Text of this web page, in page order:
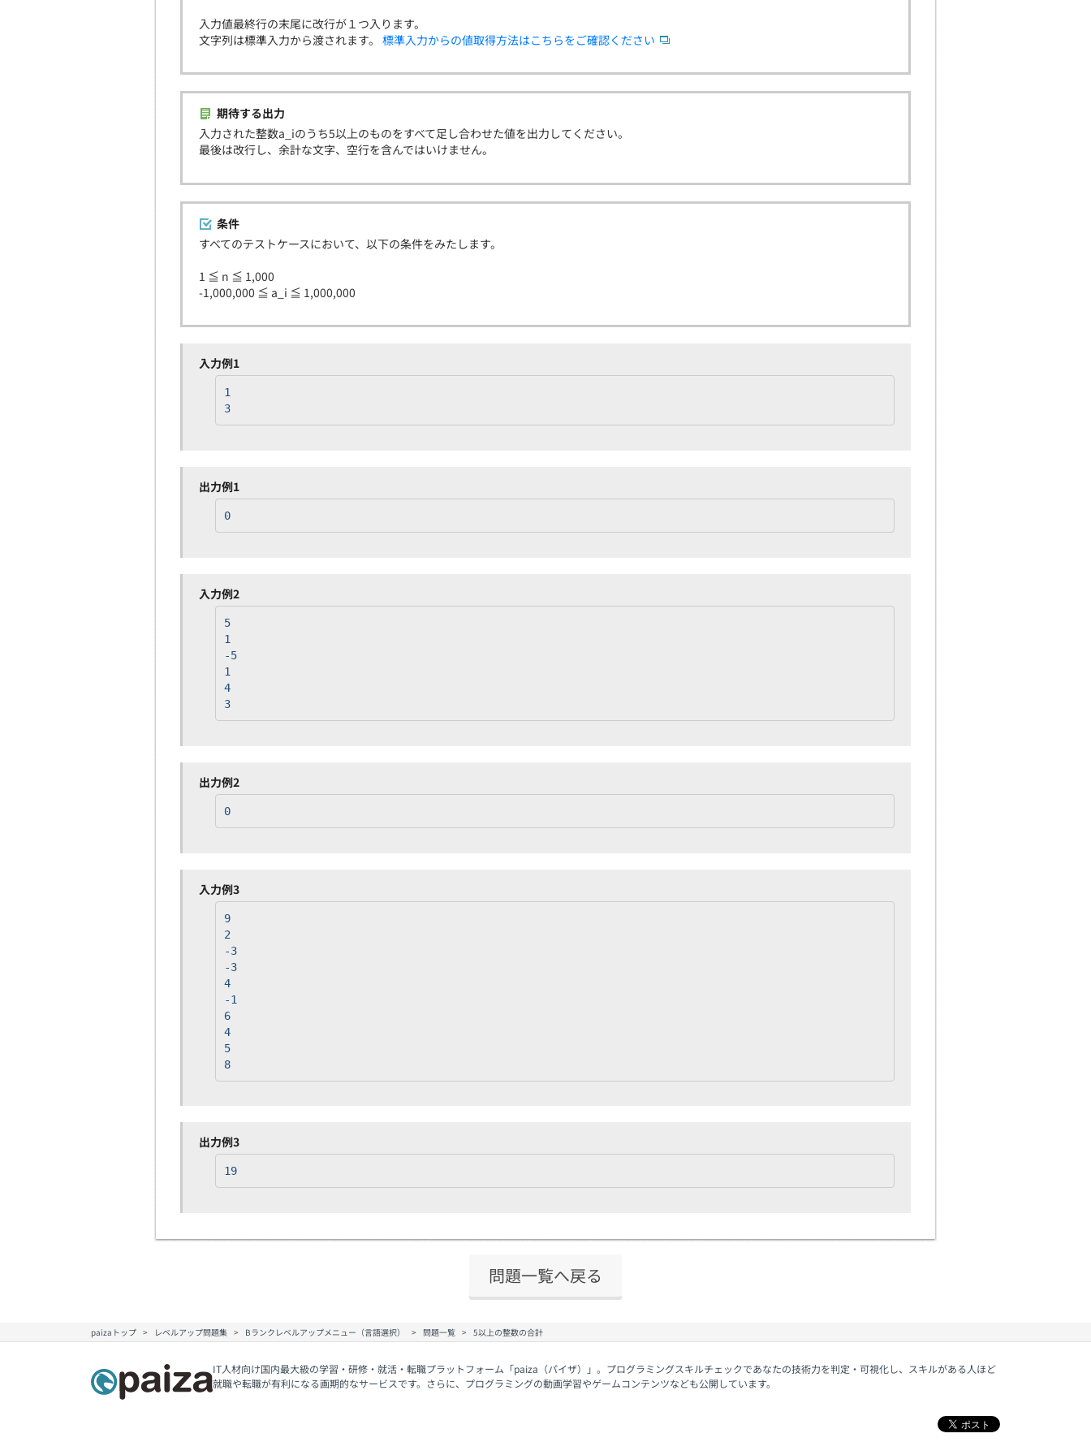
入力値最終行の末尾に改行が１つ入ります。
文字列は標準入力から渡されます。 標準入力からの値取得方法はこちらをご確認ください
期待する出力
入力された整数a_iのうち5以上のものをすべて足し合わせた値を出力してください。
最後は改行し、余計な文字、空行を含んではいけません。
条件
すべてのテストケースにおいて、以下の条件をみたします。
1 ≦ n ≦ 1,000
-1,000,000 ≦ a_i ≦ 1,000,000
入力例1
1
3
出力例1
0
入力例2
5
1
-5
1
4
3
出力例2
0
入力例3
9
2
-3
-3
4
-1
6
4
5
8
出力例3
19
問題一覧へ戻る
paizaトップ レベルアップ問題集 Bランクレベルアップメニュー（言語選択） 問題一覧 5以上の整数の合計
IT人材向け国内最大級の学習・研修・就活・転職プラットフォーム「paiza（パイザ）」。プログラミングスキルチェックであなたの技術力を判定・可視化し、スキルがある人ほど
就職や転職が有利になる画期的なサービスです。さらに、プログラミングの動画学習やゲームコンテンツなども公開しています。